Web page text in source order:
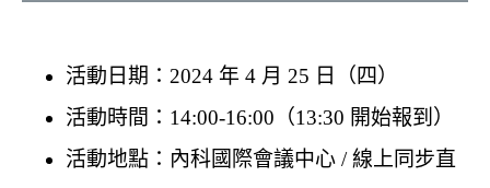
活動日期：2024 年 4 月 25 日（四）
活動時間：14:00-16:00（13:30 開始報到）
活動地點：內科國際會議中心 / 線上同步直